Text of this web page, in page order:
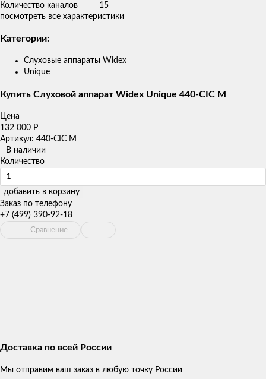
Количество каналов
15
посмотреть все характеристики
Категории:
Слуховые аппараты Widex
Unique
Купить Слуховой аппарат Widex Unique 440-CIC M
Цена
132 000 Р
Артикул: 440-CIC M
В наличии
Количество
добавить в корзину
Заказ по телефону
+7 (499) 390-92-18
Сравнение
Доставка по всей России
Мы отправим ваш заказ в любую точку России